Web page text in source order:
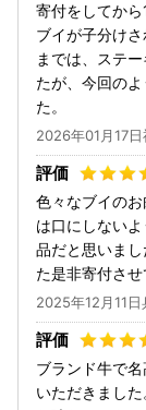
寄付をしてか
ブイが子分け
までは、ステ
たが、今回の
た。
2026年01月17
色々なブイの
は口にしない
品だと思いま
た是非寄付させ
2025年12月11日
ブランド牛で
いただきまし